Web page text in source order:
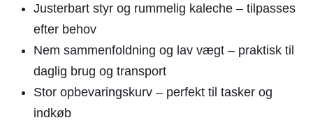
Justerbart styr og rummelig kaleche – tilpasses
efter behov
Nem sammenfoldning og lav vægt – praktisk til
daglig brug og transport
Stor opbevaringskurv – perfekt til tasker og
indkøb